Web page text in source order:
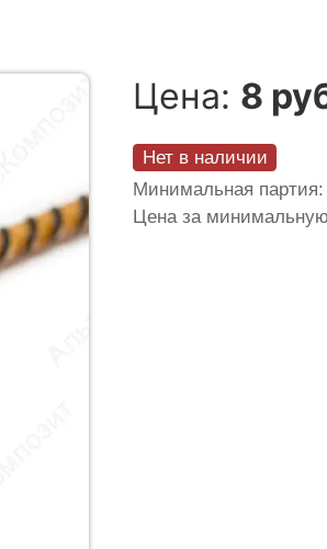
Цена: 8
Нет в наличии
Минимальная
Цена за